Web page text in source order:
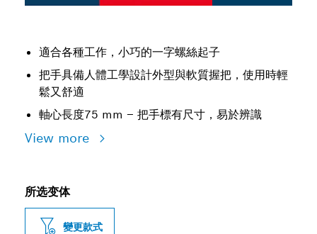
適合各種工作，小巧的一字螺絲起子
把手具備人體工學設計外型與軟質握把，使用時輕
鬆又舒適
軸心長度75 mm – 把手標有尺寸，易於辨識
View more
所选变体
變更款式